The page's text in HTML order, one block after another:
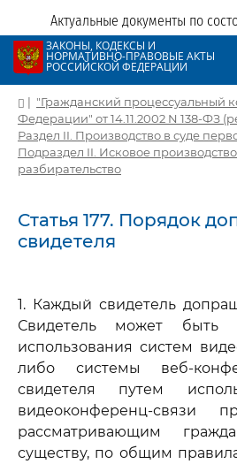
Актуальные документы по
ЗАКОНЫ, КОДЕКСЫ И
НОРМАТИВНО-ПРАВОВЫЕ АКТЫ
РОССИЙСКОЙ ФЕДЕРАЦИИ
| "Гражданский процессуальный
Федерации" от 14.11.2002 N 138-ФЗ
Раздел II. Производство в суде
Подраздел II. Исковое производство
разбирательство
Статья 177. Порядок
свидетеля
1. Каждый свидетель
Свидетель может быть
использования систем
либо системы веб-
свидетеля путем
видеоконференц-связи
рассматривающим
существу, по общим